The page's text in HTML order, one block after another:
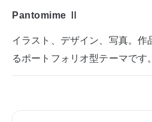
Pantomime Ⅱ
イラスト、デザイン、写真。
るポートフォリオ型テーマです